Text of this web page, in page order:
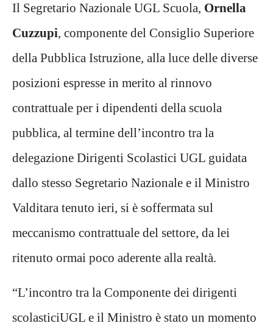
Il Segretario Nazionale UGL Scuola, Ornella
Cuzzupi, componente del Consiglio Superiore
della Pubblica Istruzione, alla luce delle diverse
posizioni espresse in merito al rinnovo
contrattuale per i dipendenti della scuola
pubblica, al termine dell’incontro tra la
delegazione Dirigenti Scolastici UGL guidata
dallo stesso Segretario Nazionale e il Ministro
Valditara tenuto ieri, si è soffermata sul
meccanismo contrattuale del settore, da lei
ritenuto ormai poco aderente alla realtà.
“L’incontro tra la Componente dei dirigenti
scolasticiUGL e il Ministro è stato un momento